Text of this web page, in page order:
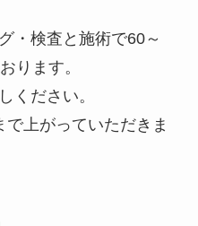
・検査と施術で60～
ります。
ください。
上がっていただきま